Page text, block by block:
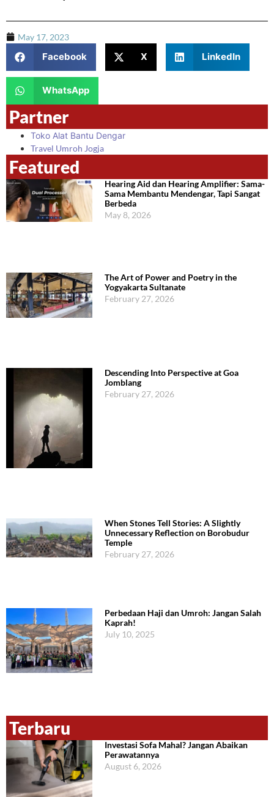
May 17, 2023
Facebook X LinkedIn
WhatsApp
Partner
Toko Alat Bantu Dengar
Travel Umroh Jogja
Featured
Hearing Aid dan Hearing Amplifier: Sama-
Sama Membantu Mendengar, Tapi Sangat
Berbeda
May 8, 2026
The Art of Power and Poetry in the
Yogyakarta Sultanate
February 27, 2026
Descending Into Perspective at Goa
Jomblang
February 27, 2026
When Stones Tell Stories: A Slightly
Unnecessary Reflection on Borobudur
Temple
February 27, 2026
Perbedaan Haji dan Umroh: Jangan Salah
Kaprah!
July 10, 2025
Terbaru
Investasi Sofa Mahal? Jangan Abaikan
Perawatannya
August 6, 2026